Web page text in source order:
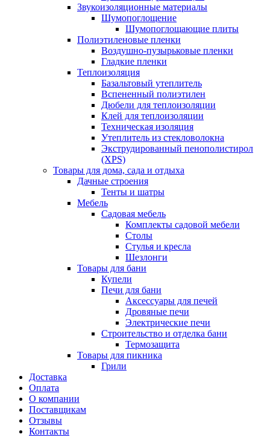
Звукоизоляционные материалы
Шумопоглощение
Шумопоглощающие плиты
Полиэтиленовые пленки
Воздушно-пузырьковые пленки
Гладкие пленки
Теплоизоляция
Базальтовый утеплитель
Вспененный полиэтилен
Дюбели для теплоизоляции
Клей для теплоизоляции
Техническая изоляция
Утеплитель из стекловолокна
Экструдированный пенополистирол
(XPS)
Товары для дома, сада и отдыха
Дачные строения
Тенты и шатры
Мебель
Садовая мебель
Комплекты садовой мебели
Столы
Стулья и кресла
Шезлонги
Товары для бани
Купели
Печи для бани
Аксессуары для печей
Дровяные печи
Электрические печи
Строительство и отделка бани
Термозащита
Товары для пикника
Грили
Доставка
Оплата
О компании
Поставщикам
Отзывы
Контакты